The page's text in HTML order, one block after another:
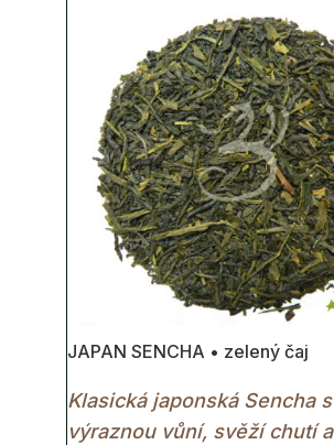
JAPAN SENCHA • zelený čaj
Klasická japonská Sencha s
výraznou vůní, svěží chutí a